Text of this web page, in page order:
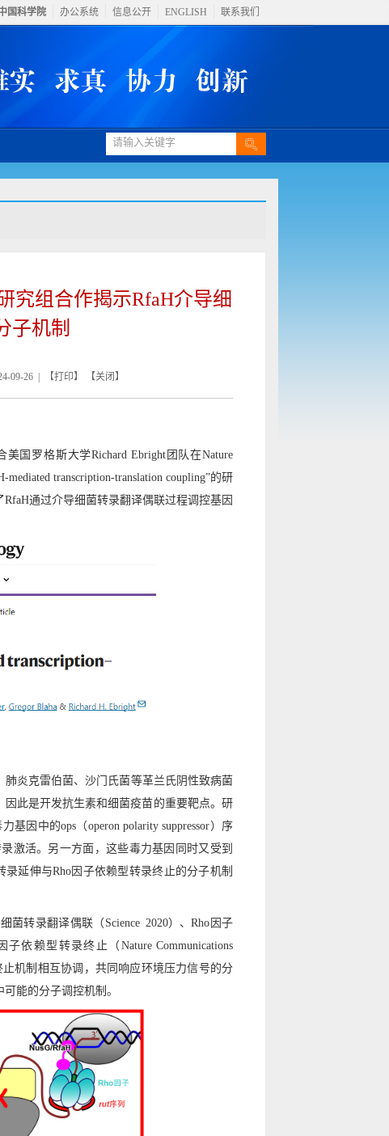
国科学院 办公系统 信息公开 ENGLISH 联系我们
究组合作揭示RfaH介导细
子机制
09-26 | 【打印】 【关闭 】
国罗格斯大学Richard Ebright团队在Nature
transcription-translation coupling”的研
通过介导细菌转录翻译偶联过程调控基因
炎克雷伯菌、沙门氏菌等革兰氏阴性致病菌
此是开发抗生素和细菌疫苗的重要靶点。研
因中的ops（operon polarity suppressor）序
激活。另一方面，这些毒力基因同时又受到
延伸与Rho因子依赖型转录终止的分子机制
菌转录翻译偶联（Science 2020）、Rho因子
依赖型转录终止（Nature Communications
机制相互协调，共同响应环境压力信号的分
能的分子调控机制。